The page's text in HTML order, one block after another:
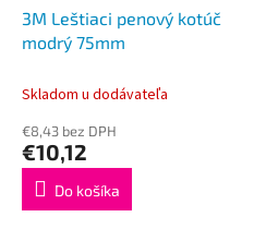
3M Leštiaci penový kotúč
modrý 75mm
Skladom u dodávateľa
€8,43 bez DPH
€10,12
Do košíka